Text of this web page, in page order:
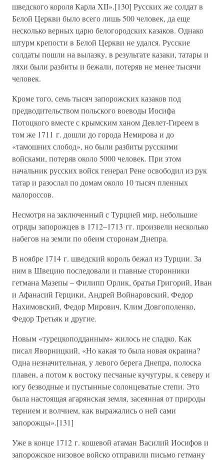
шведского короля Карла XII».[130] Русских же солдат в
Белой Церкви было всего лишь 500 человек, да еще
несколько верных царю белогородских казаков. Однако
штурм крепости в Белой Церкви не удался. Русские
солдаты пошли на вылазку, в результате казаки, татары и
ляхи были разбиты и бежали, потеряв не менее тысячи
человек.
Кроме того, семь тысяч запорожских казаков под
предводительством польского воеводы Иосифа
Потоцкого вместе с крымским ханом Девлет-Гиреем в
том же 1711 г. дошли до города Немирова и до
«тамошних слобод», но были разбиты русскими
войсками, потеряв около 5000 человек. При этом
начальник русских войск генерал Рене освободил из рук
татар и разослал по домам около 10 тысяч пленных
малороссов.
Несмотря на заключенный с Турцией мир, небольшие
отряды запорожцев в 1712–1713 гг. произвели несколько
набегов на земли по обеим сторонам Днепра.
В ноябре 1714 г. шведский король бежал из Турции. За
ним в Швецию последовали и главные сторонники
гетмана Мазепы – Филипп Орлик, братья Григорий, Иван
и Афанасий Герцики, Андрей Войнаровский, Федор
Нахимовский, Федор Мирович, Клим Довгополенко,
Федор Третьяк и другие.
Новым «турецкоподданным» жилось не сладко. Как
писал Яворницкий, «Но какая то была новая окраина?
Одна незначительная, у левого берега Днепра, полоска
плавен, а потом к востоку песчаные кучугуры, к северу и
югу безводные и пустынные солонцеватые степи. Это
была настоящая агарянская земля, засеянная от природы
тернием и волчием, как выражались о ней сами
запорожцы».[131]
Уже в конце 1712 г. кошевой атаман Василий Иосифов и
запорожское низовое войско отправили письмо гетману